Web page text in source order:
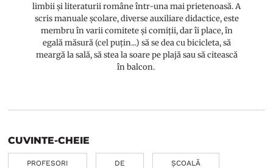
limbii și literaturii române într-una mai prietenoasă. A
scris manuale școlare, diverse auxiliare didactice, este
membru în varii comitete și comiții, dar îi place, în
egală măsură (cel puțin...) să se dea cu bicicleta, să
meargă la sală, să stea la soare pe plajă sau să citească
în balcon.
CUVINTE-CHEIE
PROFESORI DE ȘCOALĂ